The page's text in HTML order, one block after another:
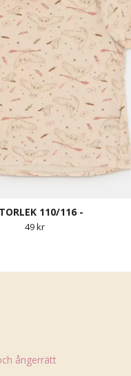
110/116 -
49 kr
ångerrätt